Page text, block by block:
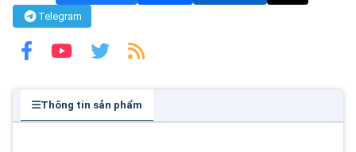
Telegram
Thông tin sản phẩm